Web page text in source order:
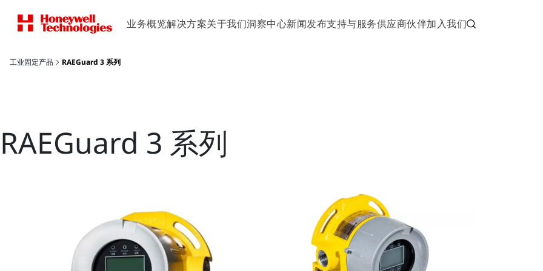
业务概览解决方案关于我们洞察中心新闻发布支持与服务供应商伙伴加入我们
工业固定产品 RAEGuard 3 系列
RAEGuard 3 系列